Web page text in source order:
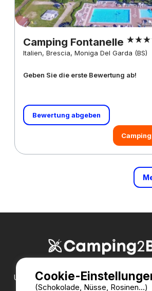
Camping Fontanelle
Italien, Brescia, Moniga Del Garda (BS)
Geben Sie die erste Bewertung ab!
Bewertung abgeben
Unsere Partner:
Cookie-
(Schokolade, Nüsse, Rosinen...)